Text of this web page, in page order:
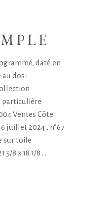
daté en
au dos :
particulière
Ventes Côte
6 juillet 2024 , n°67
sur toile
5/8 x 18 1/8